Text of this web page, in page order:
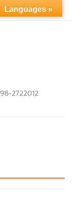
2722012
Languages »
password?